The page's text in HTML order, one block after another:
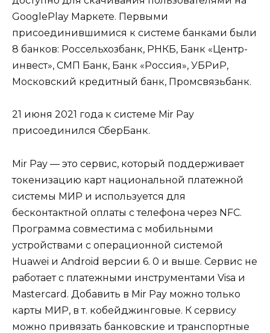
GooglePlay Маркете. Первыми
присоединившимися к системе банками были
8 банков: Россельхозбанк, РНКБ, Банк «Центр-
инвест», СМП Банк, Банк «Россия», УБРиР,
Московский кредитный банк, Промсвязьбанк.
21 июня 2021 года к системе Mir Pay
присоединился СберБанк.
Mir Pay — это сервис, который поддерживает
токенизацию карт национальной платежной
системы МИР и используется для
бесконтактной оплаты с телефона через NFC.
Программа совместима с мобильными
устройствами с операционной системой
Huawei и Android версии 6. 0 и выше. Сервис не
работает с платежными инструментами Visa и
Mastercard. Добавить в Mir Pay можно только
карты МИР, в т. кобейджинговые. К сервису
можно привязать банковские и транспортные